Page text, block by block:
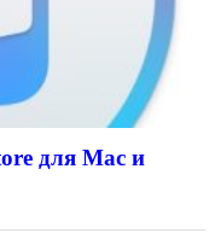
для Mac и